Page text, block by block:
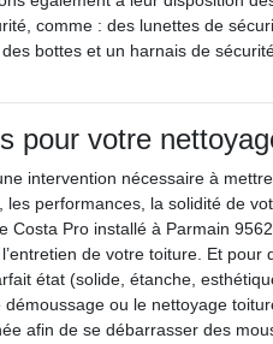
comme : des lunettes de
bottes et un harnais de
pour votre
intervention nécessaire à
les performances, la solidité de
Costa Pro installé à Parmain
de votre toiture. Et pour
état (solide, étanche,
ou le nettoyage
afin de se débarrasser des